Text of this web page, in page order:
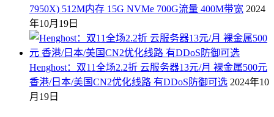
7950X) 512M内存 15G NVMe 700G流量 400M带宽 2024
年10月19日
Henghost：双11全场2.2折 云服务器13元/月 裸金属500元
香港/日本/美国CN2优化线路 有DDoS防御可选 2024年10
月19日